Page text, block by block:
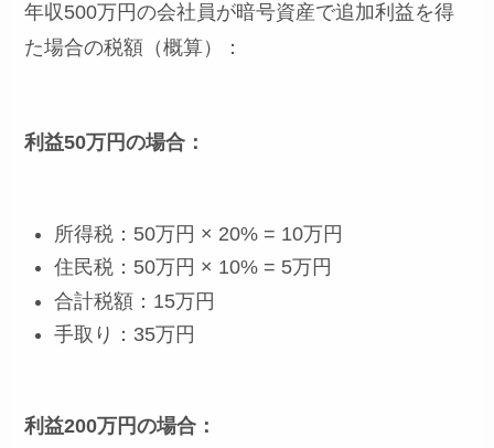
年収500万円の会社員が暗号資産で追加利益を得
た場合の税額（概算）：
利益50万円の場合：
所得税：50万円 × 20% = 10万円
住民税：50万円 × 10% = 5万円
合計税額：15万円
手取り：35万円
利益200万円の場合：